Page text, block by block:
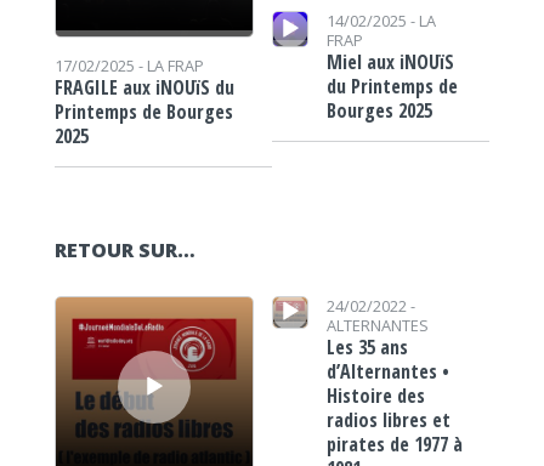
17/02/2025 - LA FRAP
FRAGILE aux iNOUïS du
Printemps de Bourges
2025
Lecteur audio 14/02/2025 - LA
FRAP
Miel aux iNOUïS
du Printemps de
Bourges 2025
RETOUR SUR…
Lecteur audio
Lecteur audio
24/02/2022 -
ALTERNANTES
Les 35 ans
d’Alternantes •
Histoire des
radios libres et
pirates de 1977 à